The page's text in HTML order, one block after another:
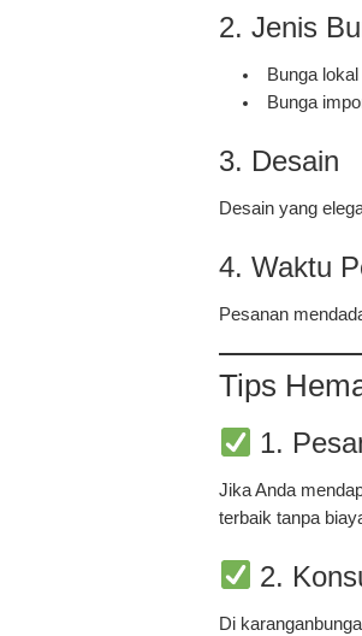
2. Jenis
Bunga
Bunga
3. Desain
Desain yang
4. Waktu
Pesanan
Tips
1.
Jika Anda
terbaik tanpa
2.
Di